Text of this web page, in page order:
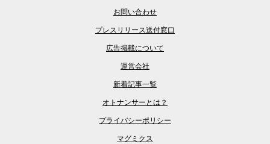
お問い合わせ
プレスリリース送付窓口
広告掲載について
運営会社
新着記事一覧
オトナンサーとは？
プライバシーポリシー
マグミクス